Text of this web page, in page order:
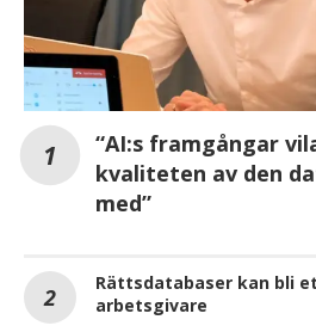
“AI:s framgångar
kvaliteten av den
med”
Rättsdatabaser kan bli
arbetsgivare